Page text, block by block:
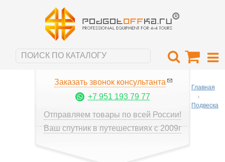
Заказать звонок консультанта
+7 951 193 79 77
Отправляем товары по всей России!
Ваш спутник в путешествиях с 2009г
Главная
Подвеска